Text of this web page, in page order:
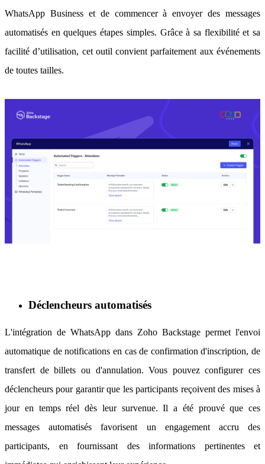
WhatsApp Business et de commencer à envoyer des messages
automatisés en quelques étapes simples. Grâce à sa flexibilité et sa
facilité d’utilisation, cet outil convient parfaitement aux événements
de toutes tailles.
Déclencheurs automatisés
L'intégration de WhatsApp dans Zoho Backstage permet l'envoi
automatique de notifications en cas de confirmation d'inscription, de
transfert de billets ou d'annulation. Vous pouvez configurer ces
déclencheurs pour garantir que les participants reçoivent des mises à
jour en temps réel dès leur survenue. Il a été prouvé que ces
messages automatisés favorisent un engagement accru des
participants, en fournissant des informations pertinentes et